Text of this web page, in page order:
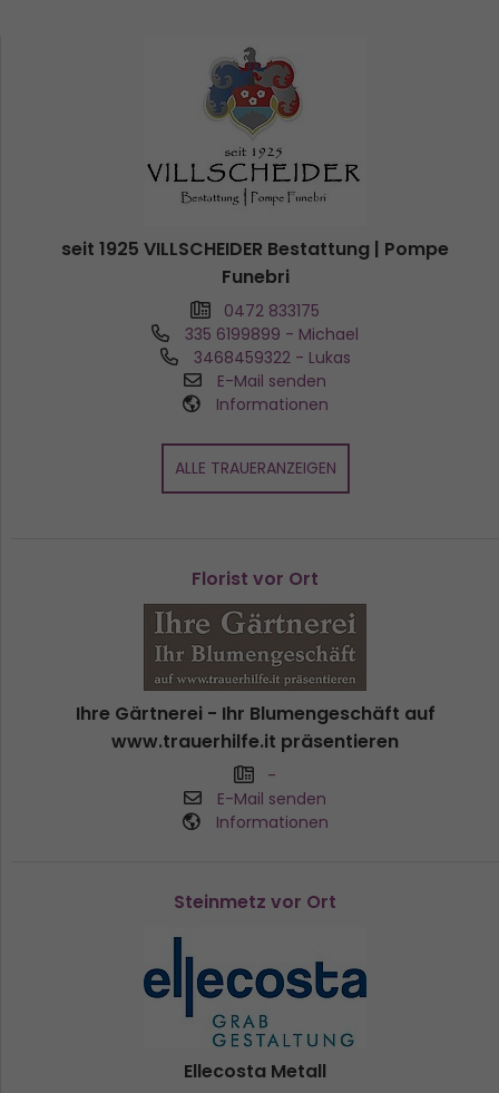
seit 1925 VILLSCHEIDER Bestattung | Pompe
Funebri
0472 833175
335 6199899 - Michael
3468459322 - Lukas
E-Mail senden
Informationen
ALLE TRAUERANZEIGEN
Florist vor Ort
Ihre Gärtnerei - Ihr Blumengeschäft auf
www.trauerhilfe.it präsentieren
-
E-Mail senden
Informationen
Steinmetz vor Ort
Ellecosta Metall